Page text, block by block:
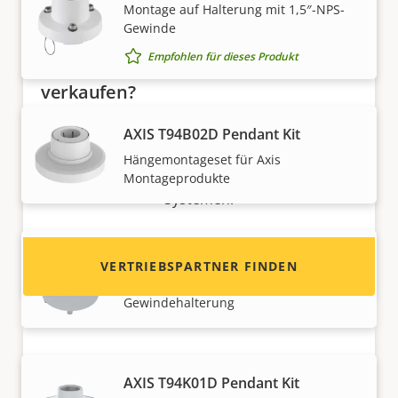
Montage auf Halterung mit 1,5″-NPS-
Gewinde
Empfohlen für dieses Produkt
AXIS T94B02D Pendant Kit
Hängemontageset für Axis
Montageprodukte
AXIS T94F01D Pendant Kit
Gewindehalterung
AXIS T94K01D Pendant Kit
Möchten Sie Axis Produkte
verkaufen?
Möchten Sie ein Wiederverkäufer werden? Hier
finden Sie Kontaktinformationen für
Distributoren von Axis Produkten und
Systemen.
VERTRIEBSPARTNER FINDEN